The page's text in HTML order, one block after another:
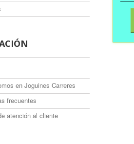
en Joguines Carreres
frecuentes
atención al cliente